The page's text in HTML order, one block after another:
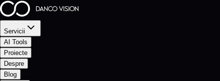
Servicii
AI Tools
Proiecte
Despre
Blog